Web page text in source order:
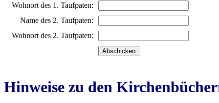
Wohnort des 1. Taufpaten:
Name des 2. Taufpaten:
Wohnort des 2. Taufpaten:
Hinweise zu den